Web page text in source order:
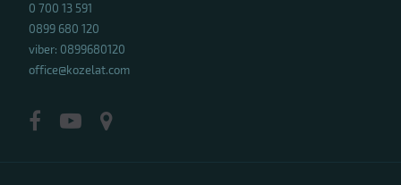
0 700 13 591
0899 680 120
viber: 0899680120
office@kozelat.com